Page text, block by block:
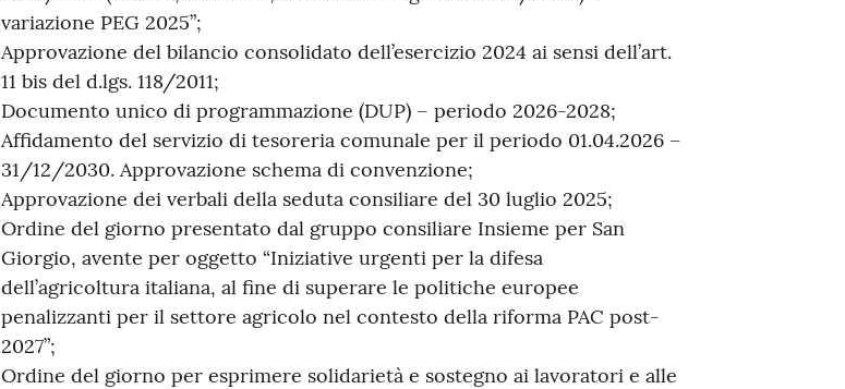
variazione PEG 2025”;
Approvazione del bilancio consolidato dell’esercizio 2024 ai sensi dell’art.
11 bis del d.lgs. 118/2011;
Documento unico di programmazione (DUP) – periodo 2026-2028;
Affidamento del servizio di tesoreria comunale per il periodo 01.04.2026 –
31/12/2030. Approvazione schema di convenzione;
Approvazione dei verbali della seduta consiliare del 30 luglio 2025;
Ordine del giorno presentato dal gruppo consiliare Insieme per San
Giorgio, avente per oggetto “Iniziative urgenti per la difesa
dell’agricoltura italiana, al fine di superare le politiche europee
penalizzanti per il settore agricolo nel contesto della riforma PAC post-
2027”;
Ordine del giorno per esprimere solidarietà e sostegno ai lavoratori e alle